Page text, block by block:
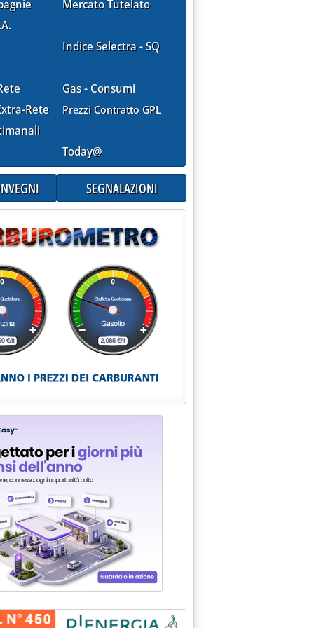
Rete
Mercato Tutelato
Indice Selectra - SQ
Gas - Consumi
Prezzi Contratto GPL
Today@
SEGNALAZIONI